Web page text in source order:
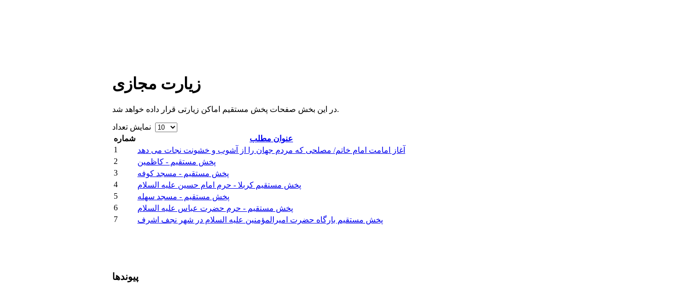
زیارت مجازی
در این بخش صفحات پخش مستقیم اماکن زیارتی قرار داده خواهد شد.
شماره
عنوان مطلب
1
آغاز امامت امام خاتم/ مصلحی که مردم جهان را از آشوب و خشونت نجات می دهد
2
پخش مستقیم - کاظمین
3
پخش مستقیم - مسجد کوفه
4
پخش مستقیم کربلا - حرم امام حسین علیه السلام
5
پخش مستقیم - مسجد سهله
6
پخش مستقیم - حرم حضرت عباس علیه السلام
7
پخش مستقیم بارگاه حضرت امیرالمؤمنین علیه السلام در شهر نجف اشرف
پیوندها